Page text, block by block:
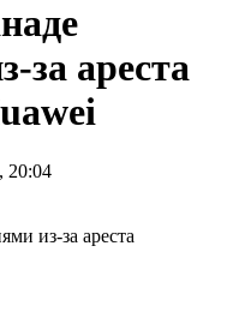
за ареста
20:04